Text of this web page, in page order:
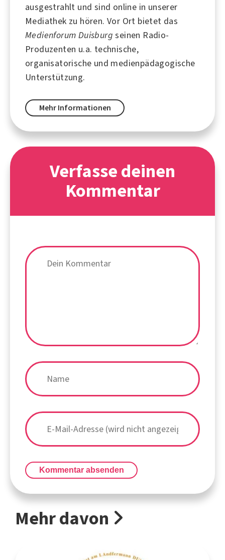
ausgestrahlt und sind online in unserer
Mediathek zu hören. Vor Ort bietet das
Medienforum Duisburg seinen Radio-
Produzenten u.a. technische,
organisatorische und medienpädagogische
Unterstützung.
Mehr Informationen
Verfasse deinen
Kommentar
Kommentar absenden
Mehr davon